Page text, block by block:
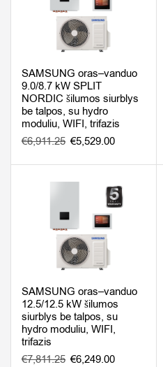
SAMSUNG oras–vanduo
9.0/8.7 kW SPLIT
NORDIC šilumos siurblys
be talpos, su hydro
moduliu, WIFI, trifazis
€6,911.25 €5,529.00
SAMSUNG oras–vanduo
12.5/12.5 kW šilumos
siurblys be talpos, su
hydro moduliu, WIFI,
trifazis
€7,811.25 €6,249.00